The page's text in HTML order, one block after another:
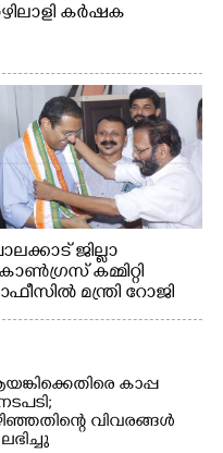
കർഷക
ജില്ലാ
കമ്മിറ്റി
മന്ത്രി റോജി
ജോണിന്
കാപ്പ
വിവരങ്ങൾ